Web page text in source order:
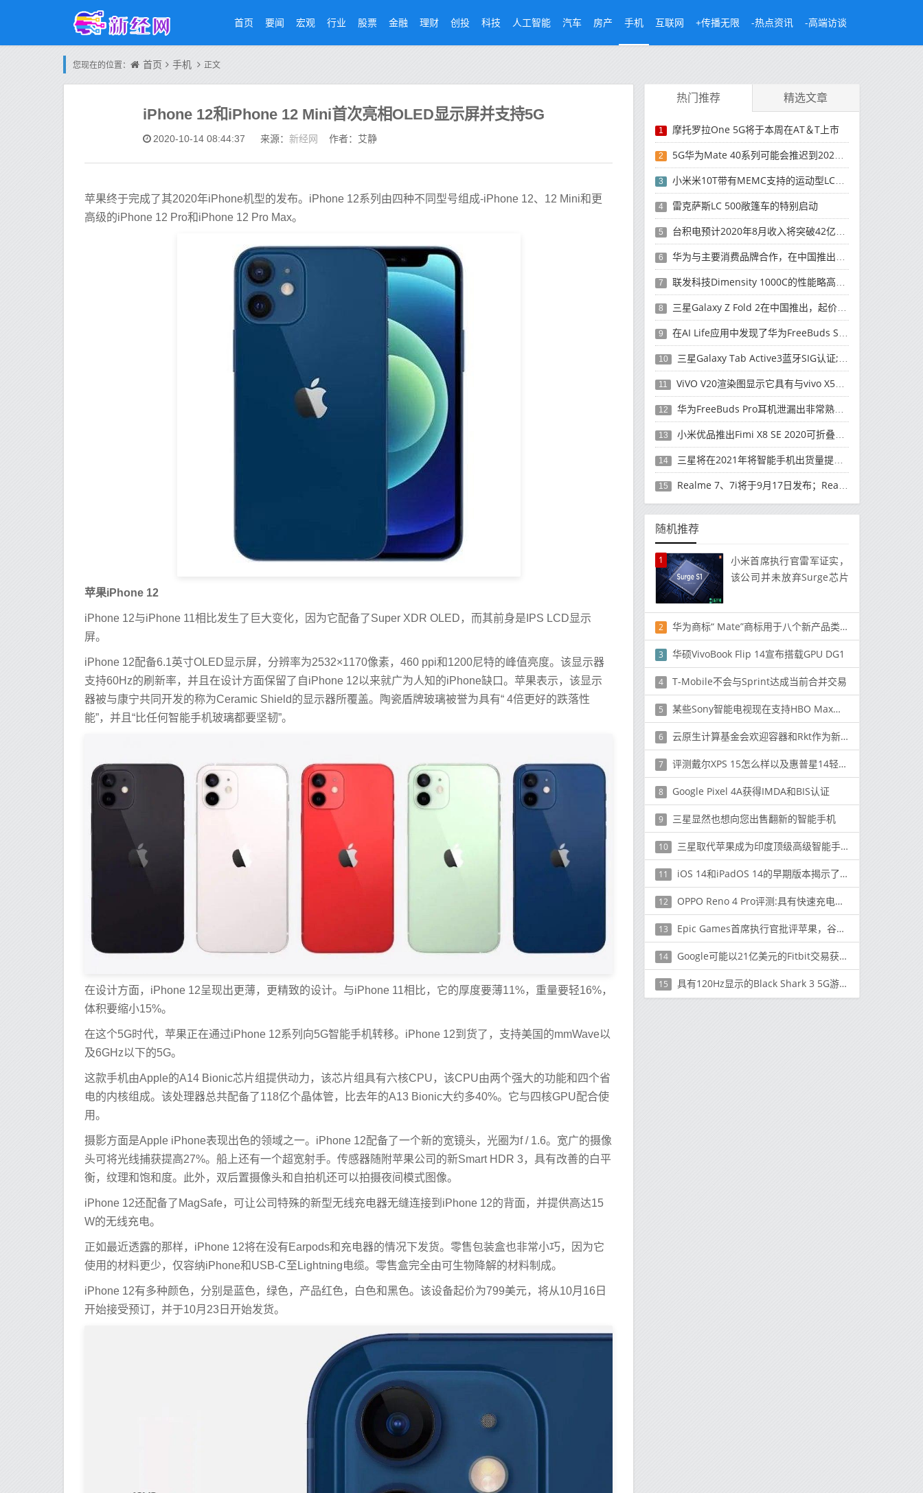
首页 要闻 宏观 行业 股票 金融 理财 创投 科技 人工智能 汽车 房产 手机 互联网 +传播无限 -热点资讯 -高端访谈
您现在的位置： 首页 手机 正文
iPhone 12和iPhone 12 Mini首次亮相OLED显示屏并支持5G
2020-10-14 08:44:37 来源： 新经网 作者：艾静
苹果终于完成了其2020年iPhone机型的发布。iPhone 12系列由四种不同型号组成-iPhone 12、12 Mini和更
高级的iPhone 12 Pro和iPhone 12 Pro Max。
苹果iPhone 12
iPhone 12与iPhone 11相比发生了巨大变化，因为它配备了Super XDR OLED，而其前身是IPS LCD显示
屏。
iPhone 12配备6.1英寸OLED显示屏，分辨率为2532×1170像素，460 ppi和1200尼特的峰值亮度。该显示器
支持60Hz的刷新率，并且在设计方面保留了自iPhone 12以来就广为人知的iPhone缺口。苹果表示，该显示
器被与康宁共同开发的称为Ceramic Shield的显示器所覆盖。陶瓷盾牌玻璃被誉为具有“ 4倍更好的跌落性
能”，并且“比任何智能手机玻璃都要坚韧”。
在设计方面，iPhone 12呈现出更薄，更精致的设计。与iPhone 11相比，它的厚度要薄11%，重量要轻16%，
体积要缩小15%。
在这个5G时代，苹果正在通过iPhone 12系列向5G智能手机转移。iPhone 12到货了，支持美国的mmWave以
及6GHz以下的5G。
这款手机由Apple的A14 Bionic芯片组提供动力，该芯片组具有六核CPU，该CPU由两个强大的功能和四个省
电的内核组成。该处理器总共配备了118亿个晶体管，比去年的A13 Bionic大约多40%。它与四核GPU配合使
用。
摄影方面是Apple iPhone表现出色的领域之一。iPhone 12配备了一个新的宽镜头，光圈为f / 1.6。宽广的摄像
头可将光线捕获提高27%。船上还有一个超宽射手。传感器随附苹果公司的新Smart HDR 3，具有改善的白平
衡，纹理和饱和度。此外，双后置摄像头和自拍机还可以拍摄夜间模式图像。
iPhone 12还配备了MagSafe，可让公司特殊的新型无线充电器无缝连接到iPhone 12的背面，并提供高达15
W的无线充电。
正如最近透露的那样，iPhone 12将在没有Earpods和充电器的情况下发货。零售包装盒也非常小巧，因为它
使用的材料更少，仅容纳iPhone和USB-C至Lightning电缆。零售盒完全由可生物降解的材料制成。
iPhone 12有多种颜色，分别是蓝色，绿色，产品红色，白色和黑色。该设备起价为799美元，将从10月16日
开始接受预订，并于10月23日开始发货。
热门推荐 精选文章
1 摩托罗拉One 5G将于本周在AT＆T上市
2 5G华为Mate 40系列可能会推迟到2021年
3 小米米10T带有MEMC支持的运动型LCD屏幕
4 雷克萨斯LC 500敞篷车的特别启动
5 台积电预计2020年8月收入将突破42亿美元，创历史新高
6 华为与主要消费品牌合作，在中国推出采用HarmonyOS 2.0的智能家居产品
7 联发科技Dimensity 1000C的性能略高于Snapdragon 765G
8 三星Galaxy Z Fold 2在中国推出，起价为16,999元
9 在AI Life应用中发现了华为FreeBuds Studio耳机
10 三星Galaxy Tab Active3蓝牙SIG认证; 发布可能快要结束了
11 ViVO V20渲染图显示它具有与vivo X50 Pro类似的后部设计
12 华为FreeBuds Pro耳机泄漏出非常熟悉的设计
13 小米优品推出Fimi X8 SE 2020可折叠无人机
14 三星将在2021年将智能手机出货量提高至3亿部
15 Realme 7、7i将于9月17日发布；Realme 7i的完整规格并导致泄漏
随机推荐
1
小米首席执行官雷军证实，
该公司并未放弃Surge芯片
2 华为商标“ Mate”商标用于八个新产品类别
3 华硕VivoBook Flip 14宣布搭载GPU DG1
4 T-Mobile不会与Sprint达成当前合并交易
5 某些Sony智能电视现在支持HBO Max流媒体服务
6 云原生计算基金会欢迎容器和Rkt作为新项目
7 评测戴尔XPS 15怎么样以及惠普星14轻薄本续航如何
8 Google Pixel 4A获得IMDA和BIS认证
9 三星显然也想向您出售翻新的智能手机
10 三星取代苹果成为印度顶级高级智能手机品牌
11 iOS 14和iPadOS 14的早期版本揭示了iPhone，iPad的新功能
12 OPPO Reno 4 Pro评测:具有快速充电功能与90Hz弯曲显示屏
13 Epic Games首席执行官批评苹果，谷歌应用商店“绝对垄断”
14 Google可能以21亿美元的Fitbit交易获得欧盟批准
15 具有120Hz显示的Black Shark 3 5G游戏手机定档3月3日上市